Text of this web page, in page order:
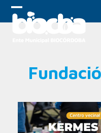
Skip
Open
Close